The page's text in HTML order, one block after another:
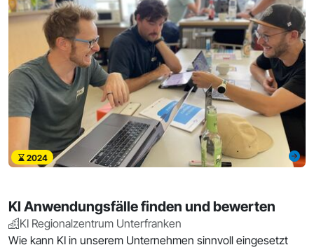
2024
KI Anwendungsfälle finden und bewerten
KI Regionalzentrum Unterfranken
Wie kann KI in unserem Unternehmen sinnvoll eingesetzt